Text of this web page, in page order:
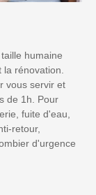
humaine
rénovation.
vous servir et
de 1h. Pour
fuite d'eau,
retour,
d'urgence